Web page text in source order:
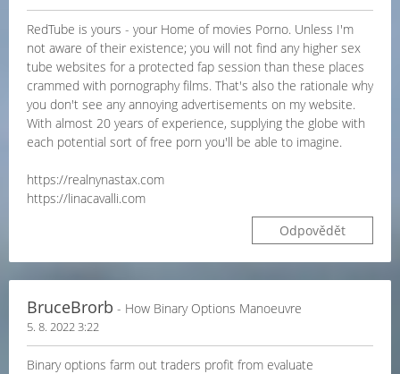
RedTube is yours - your Home of movies Porno. Unless I'm
not aware of their existence; you will not find any higher sex
tube websites for a protected fap session than these places
crammed with pornography films. That's also the rationale why
you don't see any annoying advertisements on my website.
With almost 20 years of experience, supplying the globe with
each potential sort of free porn you'll be able to imagine.
https://realnynastax.com
https://linacavalli.com
Odpovědět
BruceBrorb - How Binary Options Manoeuvre
5. 8. 2022 3:22
Binary options farm out traders profit from evaluate